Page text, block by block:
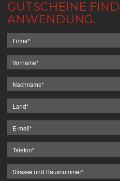
GUTSCHEINE
ANWENDUNG.